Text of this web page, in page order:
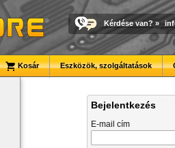
Kérdése van? »
Kosár Eszközök, szolgáltatások
Bejelentkezés
E-mail cím